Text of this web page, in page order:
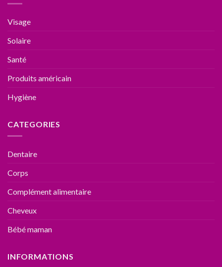
Visage
Solaire
Santé
Produits américain
Hygiène
CATEGORIES
Dentaire
Corps
Complément alimentaire
Cheveux
Bébé maman
INFORMATIONS